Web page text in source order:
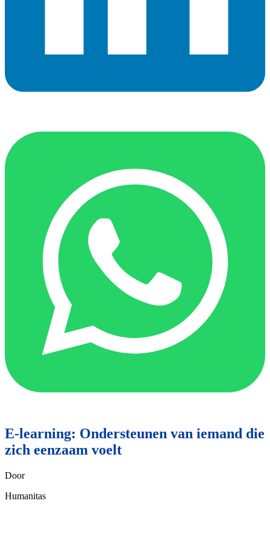
E-learning: Ondersteunen van iemand die
zich eenzaam voelt
Door
Humanitas